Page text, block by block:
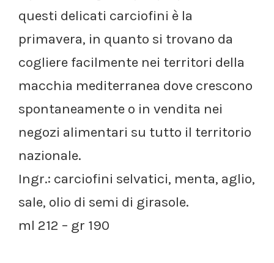
questi delicati carciofini è la
primavera, in quanto si trovano da
cogliere facilmente nei territori della
macchia mediterranea dove crescono
spontaneamente o in vendita nei
negozi alimentari su tutto il territorio
nazionale.
Ingr.: carciofini selvatici, menta, aglio,
sale, olio di semi di girasole.
ml 212 – gr 190